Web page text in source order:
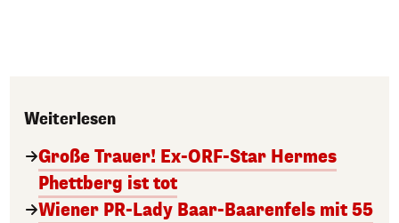
Weiterlesen
Große Trauer! Ex-ORF-Star Hermes
Phettberg ist tot
Wiener PR-Lady Baar-Baarenfels mit 55